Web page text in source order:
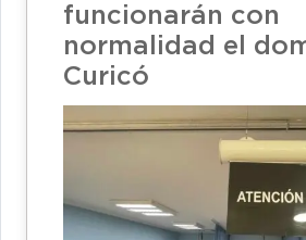
funcionarán con
normalidad el
Curicó